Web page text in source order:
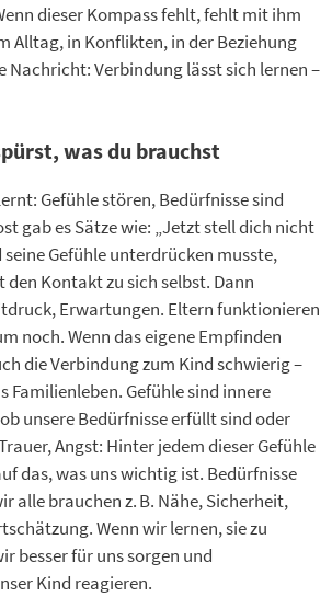
dieser Kompass fehlt, fehlt mit ihm
Alltag, in Konflikten, in der Beziehung
Nachricht: Verbindung lässt sich lernen –
was du brauchst
Gefühle stören, Bedürfnisse sind
gab es Sätze wie: „Jetzt stell dich nicht
seine Gefühle unterdrücken musste,
Kontakt zu sich selbst. Dann
Erwartungen. Eltern funktionieren
noch. Wenn das eigene Empfinden
die Verbindung zum Kind schwierig –
Familienleben. Gefühle sind innere
unsere Bedürfnisse erfüllt sind oder
Angst: Hinter jedem dieser Gefühle
das, was uns wichtig ist. Bedürfnisse
alle brauchen z. B. Nähe, Sicherheit,
Wenn wir lernen, sie zu
besser für uns sorgen und
Kind reagieren.